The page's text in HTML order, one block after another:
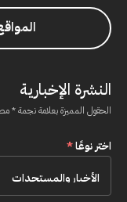
النشرة الإخبارية
الحقول المميزة بعلامة نجمة *
اختر نوعًا*